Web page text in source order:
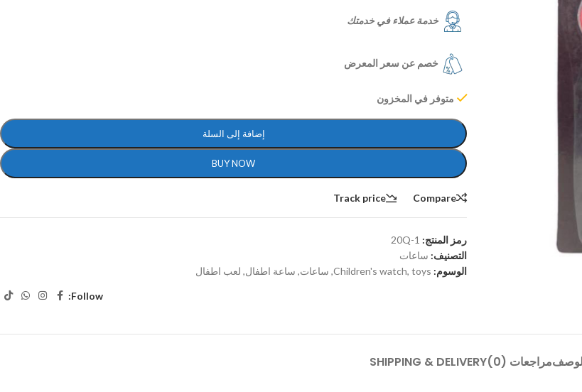
خدمة عملاء في خدمتك
خصم عن سعر المعرض
متوفر في المخزون
إضافة إلى السلة
BUY NOW
Compare
Track price
رمز المنتج: 20Q-1
التصنيف: ساعات
الوسوم:
Children's watch, toys
, ساعات, ساعة اطفال, لعب اطفال
Follow:
مراجعات (0) SHIPPING & DELIVERY